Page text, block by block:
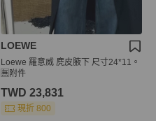
LOEWE
Loewe 羅意威 麂皮腋下 尺寸24*11。
🈚附件
TWD 23,831
現折 800